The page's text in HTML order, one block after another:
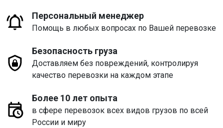
Персональный менеджер
Помощь в любых вопросах по Вашей перевозке
Безопасность груза
Доставляем без повреждений, контролируя
качество перевозки на каждом этапе
Более 10 лет опыта
в сфере перевозок всех видов грузов по всей
России и миру